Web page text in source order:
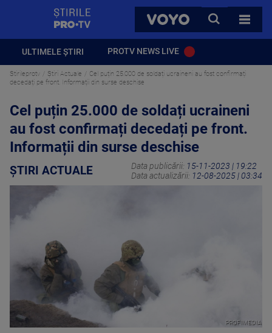
VOYO
CAUTA
TOATE
ULTIMELE ȘTIRI PROTV NEWS LIVE
Stirileprotv Știri Actuale
Cel puțin 25.000 de soldați ucraineni au fost confirmați
decedați pe front. Informații din surse deschise
Cel puțin 25.000 de soldați ucraineni
au fost confirmați decedați pe front.
Informații din surse deschise
ȘTIRI ACTUALE Data publicării: 15-11-2023 | 19:22
Data actualizării: 12-08-2025 | 03:34
PROFIMEDIA